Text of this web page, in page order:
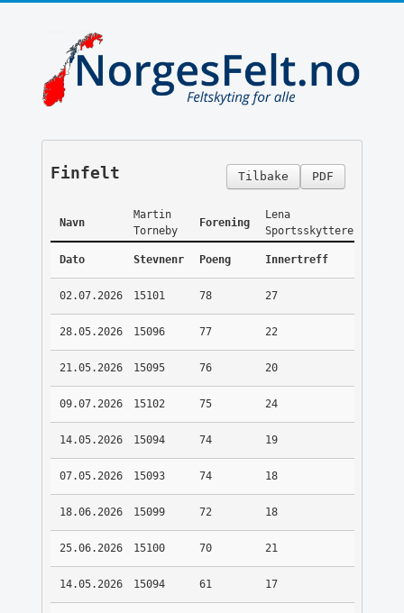
PDF
Tilbake
Finfelt
Navn
Martin
Torneby
Forening
Lena
Sportsskyttere
Dato Stevnenr Poeng Innertreff
02.07.2026 15101 78 27
28.05.2026 15096 77 22
21.05.2026 15095 76 20
09.07.2026 15102 75 24
14.05.2026 15094 74 19
07.05.2026 15093 74 18
18.06.2026 15099 72 18
25.06.2026 15100 70 21
14.05.2026 15094 61 17